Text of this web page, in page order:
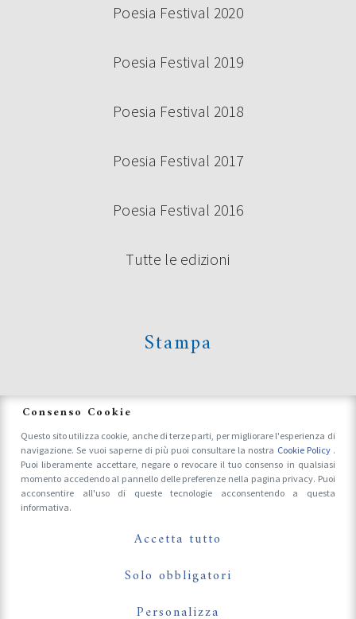
BANDO VOLONTARI POESIA FESTIVAL
SERVIZI SU POESIA FESTIVAL IN
ONDA SU TRC
Poesia Festival 2020
Poesia Festival 2019
Poesia Festival 2018
Poesia Festival 2017
Poesia Festival 2016
Tutte le edizioni
Stampa
Accrediti Stampa e Fotografi
Follow Us On
Consenso Cookie
Questo sito utilizza cookie, anche di terze parti, per migliorare l'esperienza di
navigazione. Se vuoi saperne di più puoi consultare la nostra Cookie Policy .
Puoi liberamente accettare, negare o revocare il tuo consenso in qualsiasi
momento accedendo al pannello delle preferenze nella pagina privacy. Puoi
acconsentire all'uso di queste tecnologie acconsentendo a questa
informativa.
Accetta tutto
Solo obbligatori
Personalizza